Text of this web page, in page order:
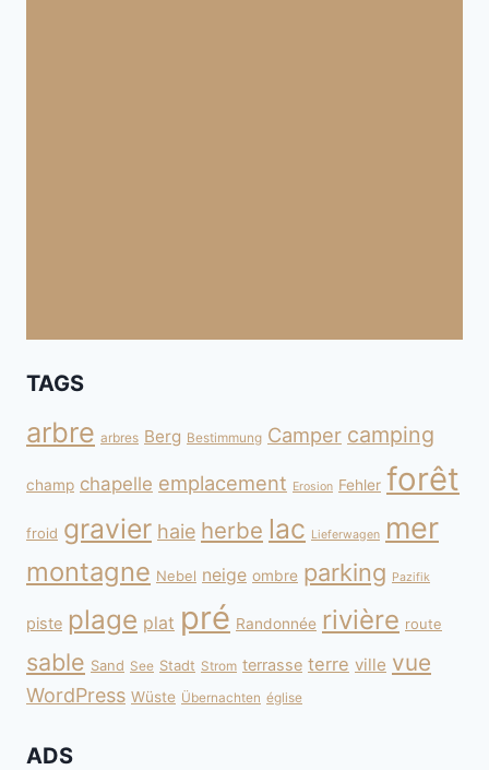
TAGS
arbre arbres Berg Bestimmung Camper camping
champ chapelle emplacement Erosion Fehler forêt
froid gravier haie herbe lac Lieferwagen mer
montagne Nebel neige ombre parking Pazifik
piste plage plat pré Randonnée rivière route
sable Sand See Stadt Strom terrasse terre ville vue
WordPress Wüste Übernachten église
ADS